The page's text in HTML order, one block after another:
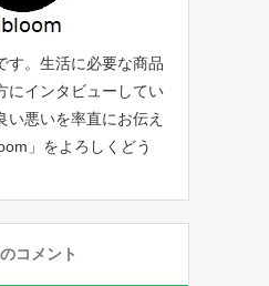
す。生活に必要な商品
にインタビューしてい
い悪いを率直にお伝え
」をよろしくどう
コメント